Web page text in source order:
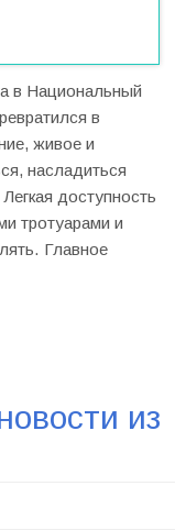
в Национальный
в
живое и
насладиться
доступность
тротуарами и
Главное
из